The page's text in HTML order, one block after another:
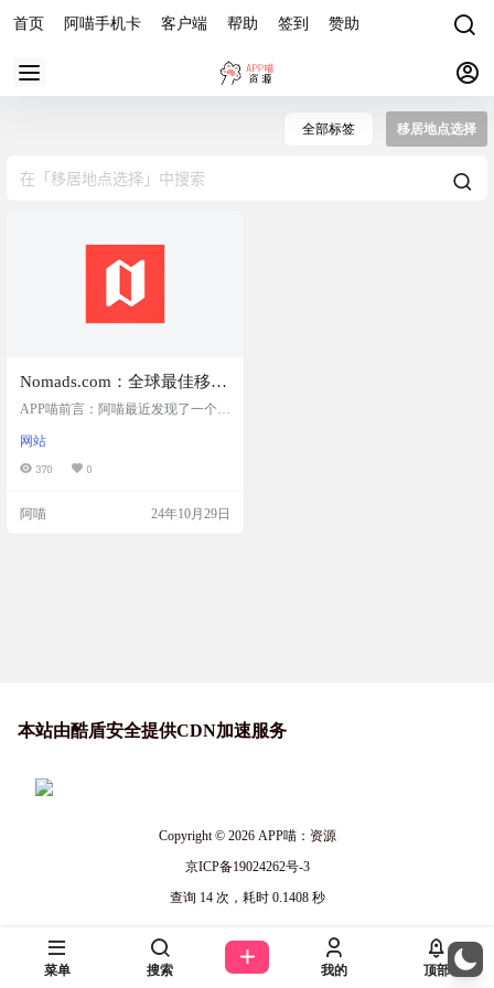
首页 阿喵手机卡 客户端 帮助 签到 赞助
全部标签 移居地点选择
Nomads.com：全球最佳移居
地点选择网站，提供数据驱
候、成本、文化、安全等，
来找到最适合自己移居的城
APP喵前言：阿喵最近发现了一个很
网站提供了一个数据驱动的工具，
帮助人们寻找下一个移居地点。你
市。网站的数据非常全面，包括了
网站
370 0
阿喵 24年10月29日
本站由酷盾安全提供CDN加速服务
Copyright © 2026APP喵：资源
京ICP备19024262号-3
查询 14 次，耗时 0.1408 秒
菜单 搜索 我的 顶部